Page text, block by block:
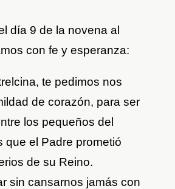
día 9 de la novena al
con fe y esperanza:
te pedimos nos
de corazón, para ser
los pequeños del
que el Padre prometió
de su Reino.
sin cansarnos jamás con